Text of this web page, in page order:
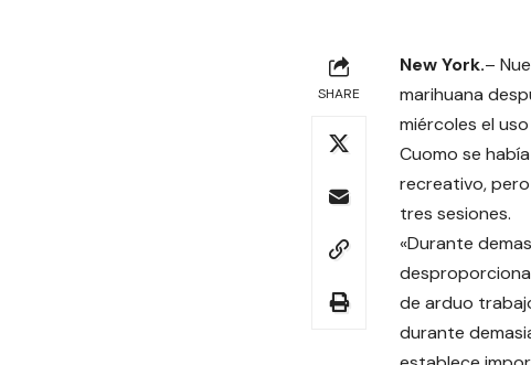
SHARE
New York.–
marihuana
miércoles el
Cuomo se
recreativo, pero
tres sesiones.
«Durante
de arduo
durante